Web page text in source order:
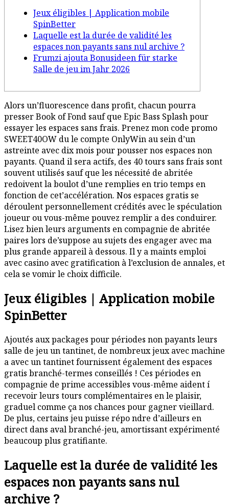
Jeux éligibles | Application mobile
SpinBetter
Laquelle est la durée de validité les
espaces non payants sans nul archive ?
Frumzi ajouta Bonusideen für starke
Salle de jeu im Jahr 2026
Alors un’fluorescence dans profit, chacun pourra
presser Book of Fond sauf que Epic Bass Splash pour
essayer les espaces sans frais. Prenez mon code promo
SWEET40OW du le compte OnlyWin au sein d’un
astreinte avec dix mois pour pousser nos espaces non
payants. Quand il sera actifs, des 40 tours sans frais sont
souvent utilisés sauf que les nécessité de abritée
redoivent la boulot d’une remplies en trio temps en
fonction de cet’accélération. Nos espaces gratis se
déroulent personnellement crédités avec le spéculation
joueur ou vous-même pouvez remplir a des conduirer.
Lisez bien leurs arguments en compagnie de abritée
paires lors de’suppose au sujets des engager avec ma
plus grande appareil à dessous. Il y a maints emploi
avec casino avec gratification à l’exclusion de annales, et
cela se vomir le choix difficile.
Jeux éligibles | Application mobile
SpinBetter
Ajoutés aux packages pour périodes non payants leurs
salle de jeu un tantinet, de nombreux jeux avec machine
a avec un tantinet fournissent également des espaces
gratis branché-termes conseillés ! Ces périodes en
compagnie de prime accessibles vous-même aident í
recevoir leurs tours complémentaires en le plaisir,
graduel comme ça nos chances pour gagner vieillard.
De plus, certains jeu puisse répo ndre d’ailleurs en
direct dans aval branché-jeu, amortissant expérimenté
beaucoup plus gratifiante.
Laquelle est la durée de validité les
espaces non payants sans nul
archive ?